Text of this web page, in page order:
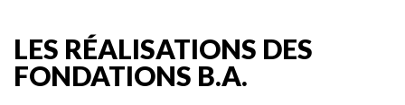
LES RÉALISATIONS DES
FONDATIONS B.A.